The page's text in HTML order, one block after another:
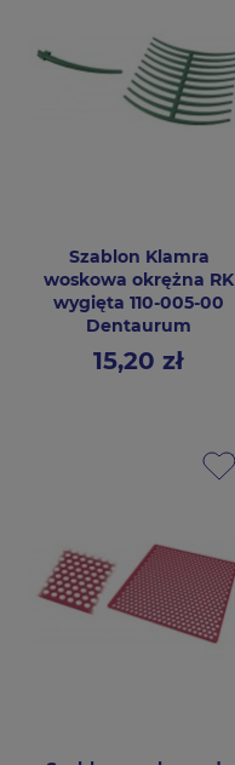
Szablon Klamra
woskowa okrężna RK
wygięta 110-005-00
Dentaurum
15,20 zł